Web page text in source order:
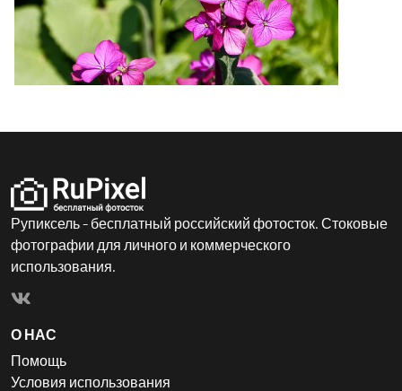
Рупиксель - бесплатный российский фотосток. Стоковые
фотографии для личного и коммерческого
использования.
О НАС
Помощь
Условия использования